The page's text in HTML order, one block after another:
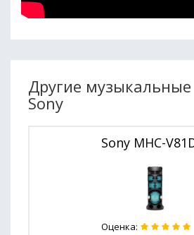
Другие
Sony
Sony MHC-
Оценка: